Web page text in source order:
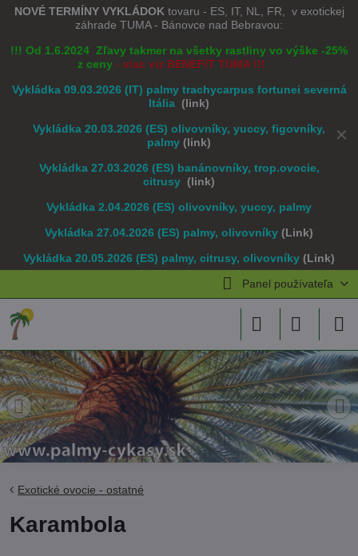
✕
NOVÉ TERMÍNY VYKLÁDOK tovaru - ES, IT, NL, FR, v exotickej
záhrade TUMA - Bánovce nad Bebravou:
!!! Od 1.6.2024 Zľavy takmer na všetky rastliny vo výške -25%
z ceny - viac viz BENEFIT TUMA !!!
Vykládka 09.03.2026 (IT) palmy trachycarpus fortunei severná
Itália (link)
Vykládka 20.03.2026 (ES) olivovníky, yuccy, figovníky,
palmy (link)
Vykládka 27.03.2026 (ES) banánovníky, trop.ovocie,
citrusy (link)
Vykládka 2.04.2026 (ES) olivovníky, yuccy, palmy
Vykládka 27.04.2026 (ES) palmy, olivovníky (Link)
Vykládka 20.05.2026 (ES) palmy, citrusy, olivovníky (Link)
Panel používateľa
Exotické ovocie - ostatné
Karambola